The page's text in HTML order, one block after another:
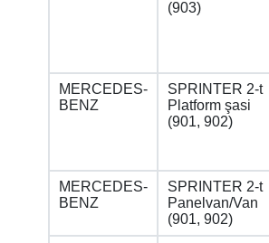
(903)
MERCEDES-
BENZ
SPRINTER 2-t
Platform şasi
(901, 902)
MERCEDES-
BENZ
SPRINTER 2-t
Panelvan/Van
(901, 902)